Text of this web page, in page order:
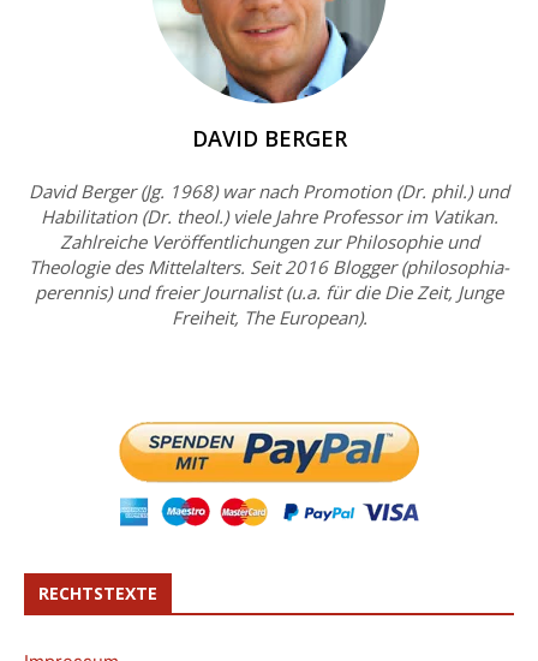
DAVID BERGER
David Berger (Jg. 1968) war nach Promotion (Dr. phil.) und
Habilitation (Dr. theol.) viele Jahre Professor im Vatikan.
Zahlreiche Veröffentlichungen zur Philosophie und
Theologie des Mittelalters. Seit 2016 Blogger (philosophia-
perennis) und freier Journalist (u.a. für die Die Zeit, Junge
Freiheit, The European).
RECHTSTEXTE